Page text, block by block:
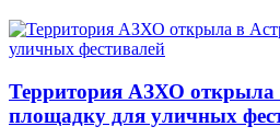
Территория АЗХО открыла
площадку для уличных